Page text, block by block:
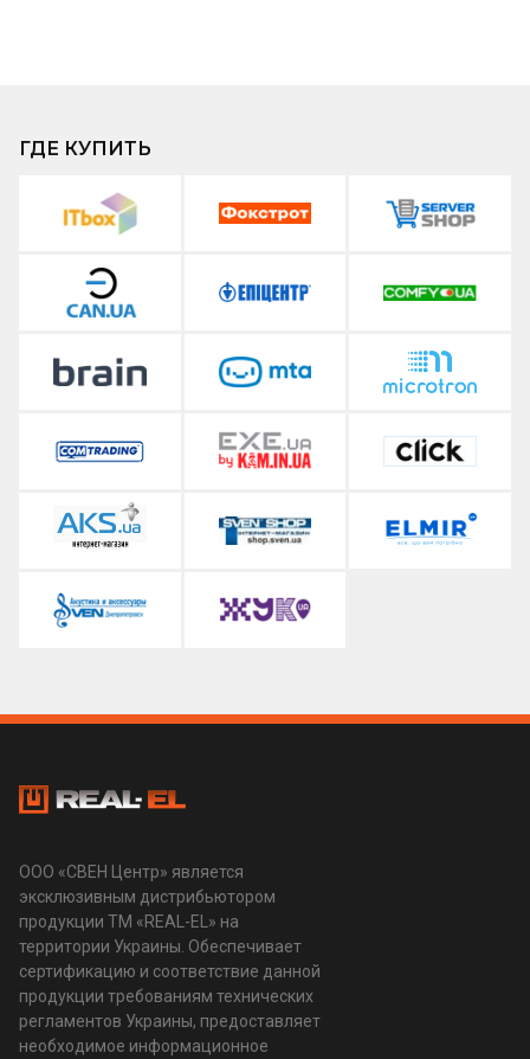
ГДЕ КУПИТЬ
ООО «СВЕН Центр» является
эксклюзивным дистрибьютором
продукции ТМ «REAL-EL» на
территории Украины. Обеспечивает
сертификацию и соответствие данной
продукции требованиям технических
регламентов Украины, предоставляет
необходимое информационное